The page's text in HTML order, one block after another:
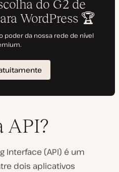
API?
Interface (API) é um
dois aplicativos